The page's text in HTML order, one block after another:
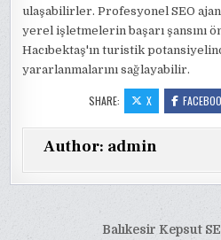
ulaşabilirler. Profesyonel SEO
yerel işletmelerin başarı şansını
Hacıbektaş'ın turistik
yararlanmalarını sağlayabilir.
SHARE: X
Author: admin
Balıkesir Kepsut